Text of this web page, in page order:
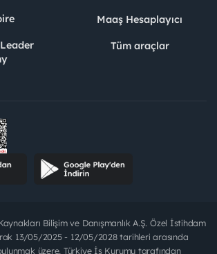
Maaş Hesaplayıcı
Tüm araçlar
Bilişim ve Danışmanlık A.Ş. Özel İstihdam
13/05/2025 - 12/05/2028 tarihleri arasında
üzere, Türkiye İş Kurumu tarafından